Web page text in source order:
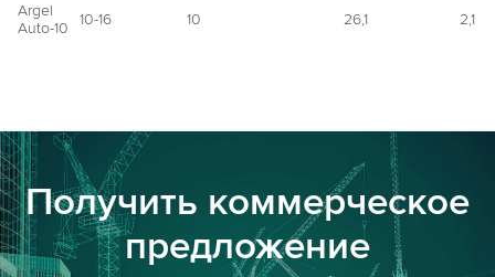
Argel
Auto-10
10-16 10 26,1 2,1
Получить коммерческое
предложение